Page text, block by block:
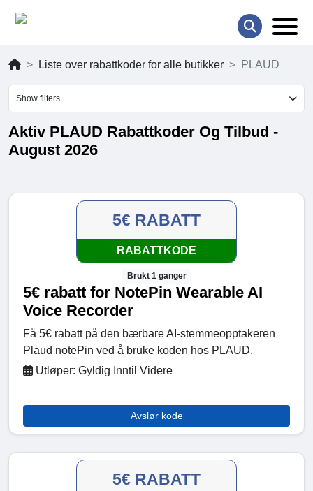
Liste over rabattkoder for alle butikker PLAUD
Show filters
Aktiv PLAUD Rabattkoder Og Tilbud -
August 2026
5€ RABATT
RABATTKODE
Brukt 1 ganger
5€ rabatt for NotePin Wearable AI
Voice Recorder
Få 5€ rabatt på den bærbare AI-stemmeopptakeren
Plaud notePin ved å bruke koden hos PLAUD.
Utløper: Gyldig Inntil Videre
Avslør kode
5€ RABATT